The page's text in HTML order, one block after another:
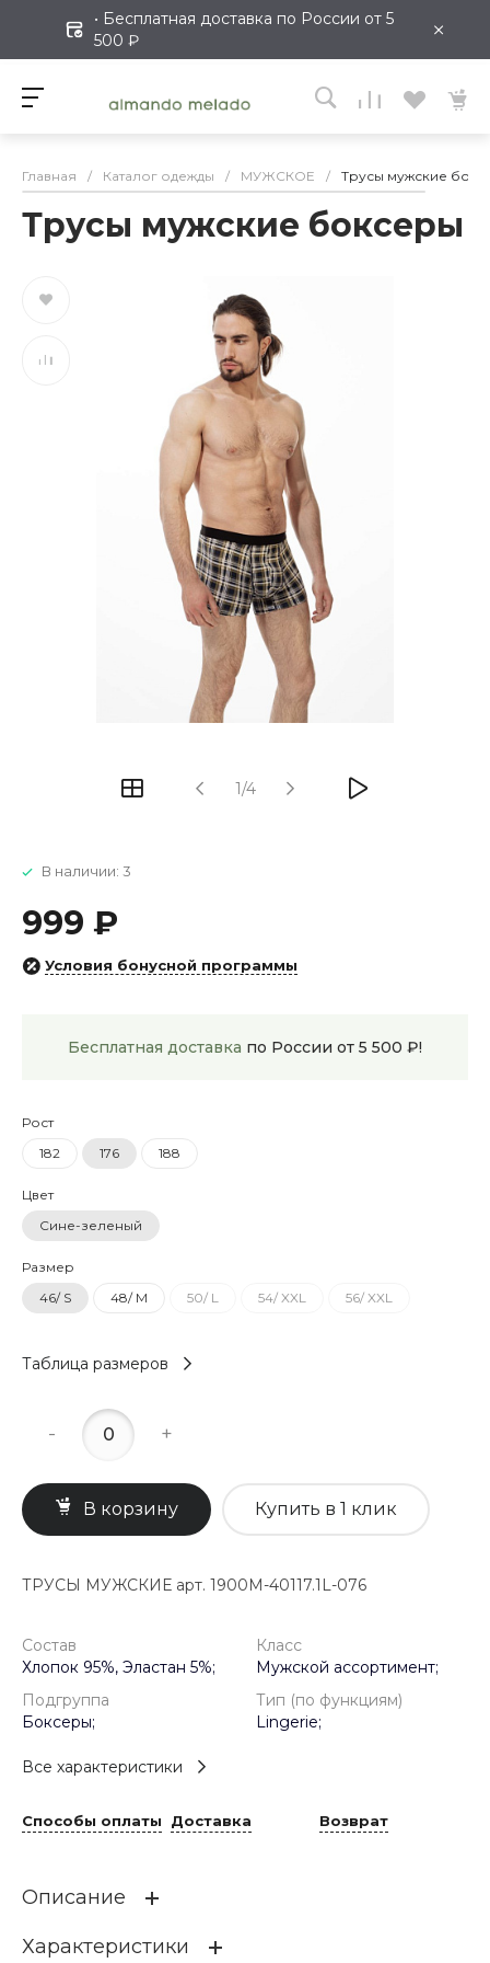
• Бесплатная доставка по России от 5
500 ₽
×
Главная / Каталог одежды / МУЖСКОЕ / Трусы мужские
Трусы мужские боксеры
1/4
В наличии: 3
999 ₽
Условия бонусной программы
Бесплатная доставка по России от 5 500 ₽!
Рост
182
176 188
Цвет
Сине-зеленый
Размер
46/ S
48/ M 50/ L 54/ XXL 56/ XXL
Таблица размеров
- +
В корзину Купить в 1 клик
ТРУСЫ МУЖСКИЕ арт. 1900M-40117.1L-076
Состав
Хлопок 95%, Эластан 5%;
Класс
Мужской ассортимент;
Подгруппа
Боксеры;
Тип (по функциям)
Lingerie;
Все характеристики
Способы оплаты Доставка Возврат
Описание
Мужские трусы-боксеры средней длины удобны и
Характеристики